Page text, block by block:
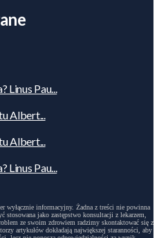
Linus Pau...
Albert...
Albert...
Linus Pau...
wyłącznie informacyjny. Żadna z treści nie powinna
stosowana jako zastępstwo konsultacji z lekarzem,
ze swoim zdrowiem radzimy skontaktować się z
artykułów dokładają największej staranności, aby